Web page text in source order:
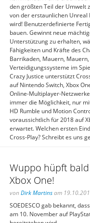
den größten Teil der Umwelt
von der erstaunlichen Unreal
wird! Benutzerdefinierte
bauen. Gewinnt neue
Unterstützung zu erhalten,
Fähigkeiten und Kräfte des
Barrikaden, Mauern,
Verteidigungssysteme im
Crazy Justice unterstützt
auf Nintendo Switch, Xbox
Online-Multiplayer-
immer die Möglichkeit, nur
HD Rumble und Motion
voraussichtlich für 2018 auf
erwartet. Welchen ersten
Cross-Play? Schreibt es uns
Wuppo hüpft
Xbox One!
von Dirk Martinsam
SOEDESCO gab bekannt,
am 10. November auf